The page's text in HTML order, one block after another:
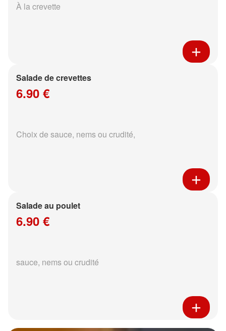
À la crevette
Salade de crevettes
6.90 €
Choix de sauce, nems ou crudité,
Salade au poulet
6.90 €
sauce, nems ou crudité